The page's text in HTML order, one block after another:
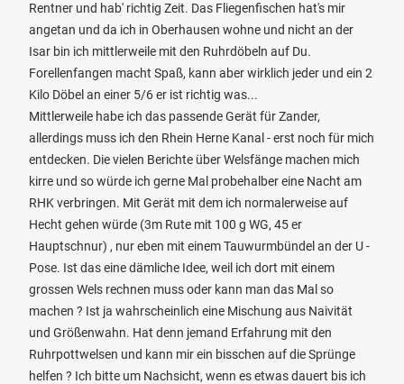
Rentner und hab' richtig Zeit. Das Fliegenfischen hat's mir
angetan und da ich in Oberhausen wohne und nicht an der
Isar bin ich mittlerweile mit den Ruhrdöbeln auf Du.
Forellenfangen macht Spaß, kann aber wirklich jeder und ein 2
Kilo Döbel an einer 5/6 er ist richtig was...
Mittlerweile habe ich das passende Gerät für Zander,
allerdings muss ich den Rhein Herne Kanal - erst noch für mich
entdecken. Die vielen Berichte über Welsfänge machen mich
kirre und so würde ich gerne Mal probehalber eine Nacht am
RHK verbringen. Mit Gerät mit dem ich normalerweise auf
Hecht gehen würde (3m Rute mit 100 g WG, 45 er
Hauptschnur) , nur eben mit einem Tauwurmbündel an der U -
Pose. Ist das eine dämliche Idee, weil ich dort mit einem
grossen Wels rechnen muss oder kann man das Mal so
machen ? Ist ja wahrscheinlich eine Mischung aus Naivität
und Größenwahn. Hat denn jemand Erfahrung mit den
Ruhrpottwelsen und kann mir ein bisschen auf die Sprünge
helfen ? Ich bitte um Nachsicht, wenn es etwas dauert bis ich